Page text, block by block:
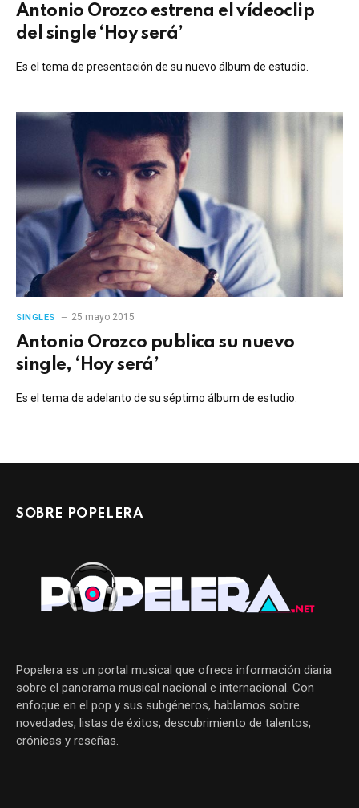
Antonio Orozco estrena el vídeoclip
del single ‘Hoy será’
Es el tema de presentación de su nuevo álbum de estudio.
SINGLES 25 mayo 2015
Antonio Orozco publica su nuevo
single, ‘Hoy será’
Es el tema de adelanto de su séptimo álbum de estudio.
SOBRE POPELERA
Popelera es un portal musical que ofrece información diaria
sobre el panorama musical nacional e internacional. Con
enfoque en el pop y sus subgéneros, hablamos sobre
novedades, listas de éxitos, descubrimiento de talentos,
crónicas y reseñas.